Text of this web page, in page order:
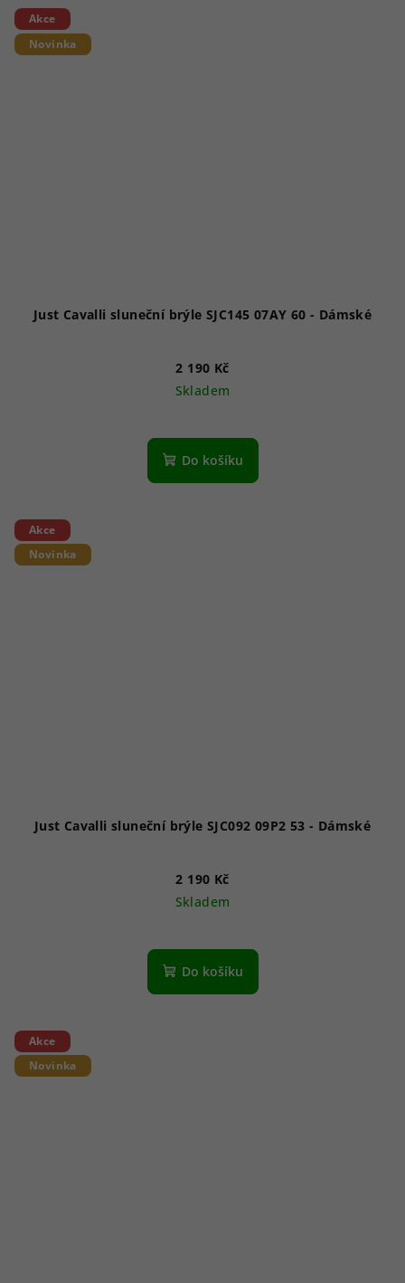
Akce
Novinka
Just Cavalli sluneční brýle SJC145 07AY 60 - Dámské
2 190 Kč
Skladem
Do košíku
Akce
Novinka
Just Cavalli sluneční brýle SJC092 09P2 53 - Dámské
2 190 Kč
Skladem
Do košíku
Akce
Novinka